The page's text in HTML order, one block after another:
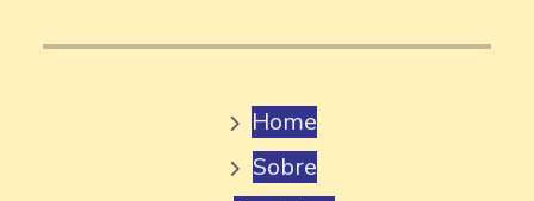
FABRICA DE PICOLE PALETA MEXICANA
Home
Sobre